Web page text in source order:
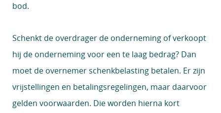
bod.
Schenkt de overdrager de onderneming of verkoopt
hij de onderneming voor een te laag bedrag? Dan
moet de overnemer schenkbelasting betalen. Er zijn
vrijstellingen en betalingsregelingen, maar daarvoor
gelden voorwaarden. Die worden hierna kort